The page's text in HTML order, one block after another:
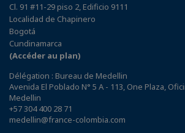
Cl. 91 #11-29 piso 2, Edificio 9111
Localidad de Chapinero
Bogotá
Cundinamarca
(Accéder au plan)
Délégation : Bureau de Medellin
Avenida El Poblado N° 5 A - 113, One Plaza,
Medellin
+57 304 400 28 71
medellin@france-colombia.com